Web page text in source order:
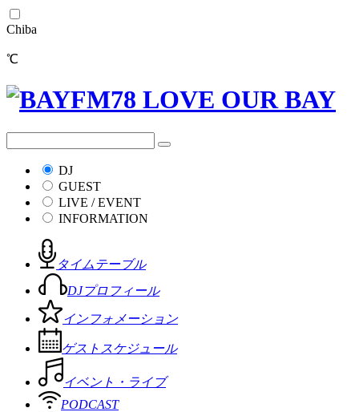
Chiba
℃
DJ
GUEST
LIVE / EVENT
INFORMATION
タイムテーブル
DJプロフィール
インフォメーション
ゲストスケジュール
イベント・ライブ
PODCAST